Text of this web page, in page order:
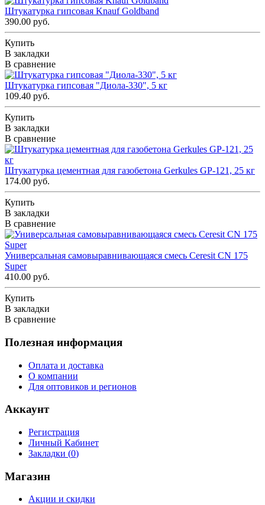
Штукатурка гипсовая Knauf Goldband
390.00 руб.
Купить
В закладки
В сравнение
Штукатурка гипсовая "Диола-330", 5 кг
109.40 руб.
Купить
В закладки
В сравнение
Штукатурка цементная для газобетона Gerkules GP-121, 25 кг
174.00 руб.
Купить
В закладки
В сравнение
Универсальная самовыравнивающаяся смесь Ceresit CN 175
Super
410.00 руб.
Купить
В закладки
В сравнение
Полезная информация
Оплата и доставка
О компании
Для оптовиков и регионов
Аккаунт
Регистрация
Личный Кабинет
Закладки (0)
Магазин
Акции и скидки